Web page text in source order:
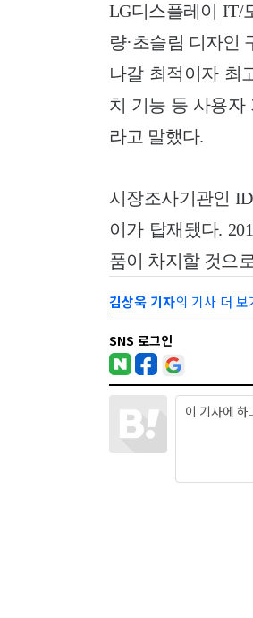
LG디스플레이 IT/
량·초슬림 디자인
나갈 최적이자 최
치 기능 등 사용자
라고 말했다.
시장조사기관인
이가 탑재됐다.
품이 차지할 것으
김상욱 기자의 기사 더 보
SNS 로그인